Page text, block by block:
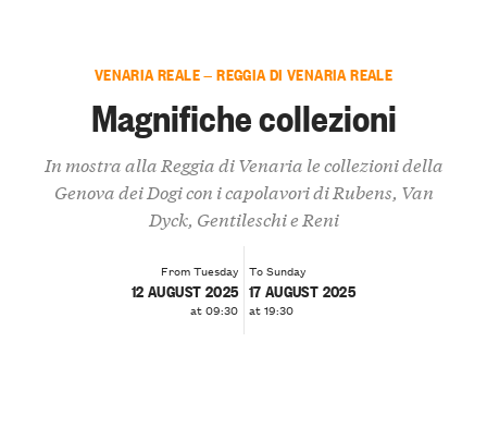
VENARIA REALE — REGGIA DI VENARIA REALE
Magnifiche collezioni
In mostra alla Reggia di Venaria le collezioni della
Genova dei Dogi con i capolavori di Rubens, Van
Dyck, Gentileschi e Reni
From Tuesday
12 AUGUST 2025
at 09:30
To Sunday
17 AUGUST 2025
at 19:30